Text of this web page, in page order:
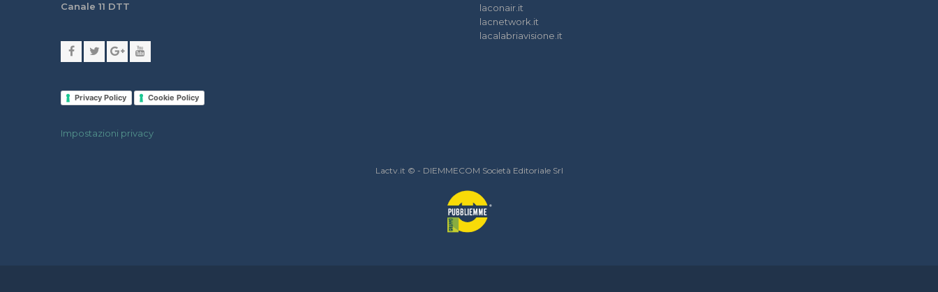
Canale 11 DTT
Privacy Policy Cookie Policy
laconair.it
lacnetwork.it
lacalabriavisione.it
Impostazioni privacy
Lactv.it © - DIEMMECOM Società Editoriale Srl